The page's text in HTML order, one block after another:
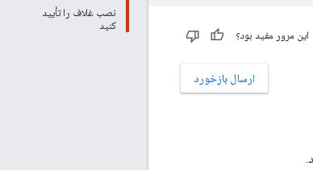
نصب غلاف را تأیید
کنید
این مرور مفید بود؟
ارسال بازخورد